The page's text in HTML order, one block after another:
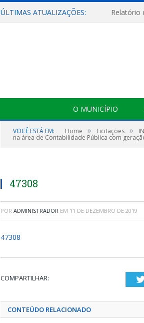
ÚLTIMAS ATUALIZAÇÕES: Relatório
O MUNICÍPIO
VOCÊ ESTÁ EM: Home » Licitações »
na área de Contabilidade Pública com
47308
POR ADMINISTRADOR EM 11 DE DEZEMBRO DE 2019
47308
COMPARTILHAR:
CONTEÚDO RELACIONADO